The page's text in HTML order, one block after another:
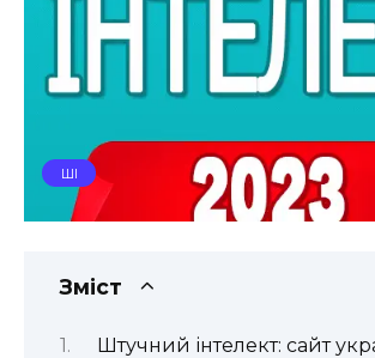
ШІ
Зміст
Штучний інтелект: сайт